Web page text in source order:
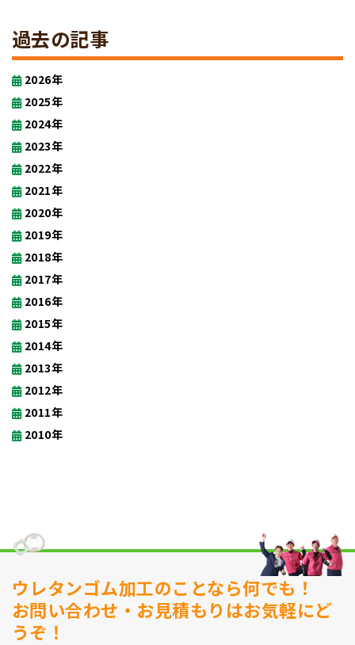
過去の記事
2026年
2025年
2024年
2023年
2022年
2021年
2020年
2019年
2018年
2017年
2016年
2015年
2014年
2013年
2012年
2011年
2010年
ウレタンゴム加工のことなら何でも！
お問い合わせ・お見積もりはお気軽にど
うぞ！